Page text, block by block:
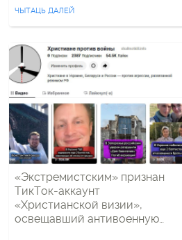
стыкер з выявай хрысціяніна(кі),
які(ая) моліцца на фоне
нацыянальнага сцяга Беларусі.
ЧЫТАЦЬ ДАЛЕЙ
«Экстремистским» признан
ТикТок-аккаунт
«Христианской визии»,
освещавший антивоенную